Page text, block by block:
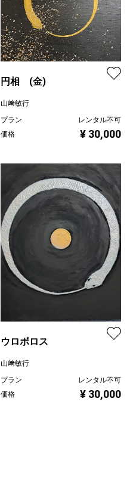
円相 (金)
山﨑敏行
プラン
レンタル不可
価格
¥ 30,000
ウロボロス
山﨑敏行
プラン
レンタル不可
価格
¥ 30,000